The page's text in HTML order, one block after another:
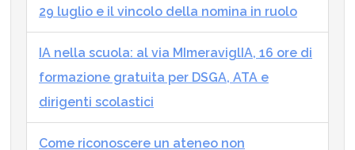
29 luglio e il vincolo della nomina in ruolo
IA nella scuola: al via MImeraviglIA, 16 ore di
formazione gratuita per DSGA, ATA e
dirigenti scolastici
Come riconoscere un ateneo non